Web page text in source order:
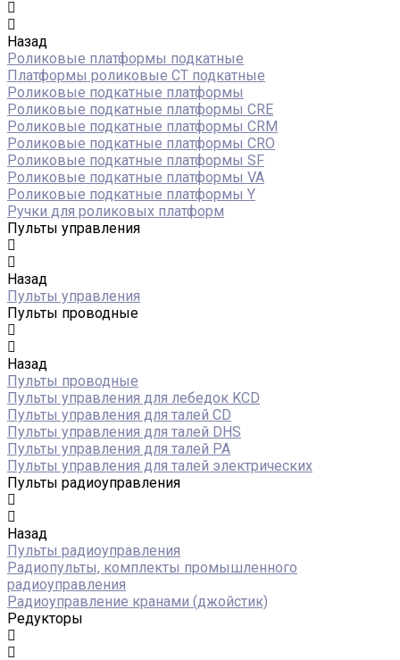
Назад
Роликовые платформы подкатные
Платформы роликовые СТ подкатные
Роликовые подкатные платформы
Роликовые подкатные платформы CRE
Роликовые подкатные платформы CRM
Роликовые подкатные платформы CRO
Роликовые подкатные платформы SF
Роликовые подкатные платформы VA
Роликовые подкатные платформы Y
Ручки для роликовых платформ
Пульты управления
Назад
Пульты управления
Пульты проводные
Назад
Пульты проводные
Пульты управления для лебедок KCD
Пульты управления для талей CD
Пульты управления для талей DHS
Пульты управления для талей РА
Пульты управления для талей электрических
Пульты радиоуправления
Назад
Пульты радиоуправления
Радиопульты, комплекты промышленного
радиоуправления
Радиоуправление кранами (джойстик)
Редукторы